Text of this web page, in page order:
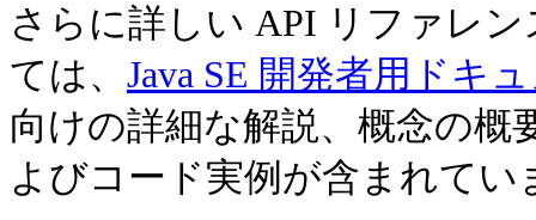
さらに詳しい API リファレ
ては、 Java SE 開発者用ドキ
向けの詳細な解説、概念の概
よびコード実例が含まれてい